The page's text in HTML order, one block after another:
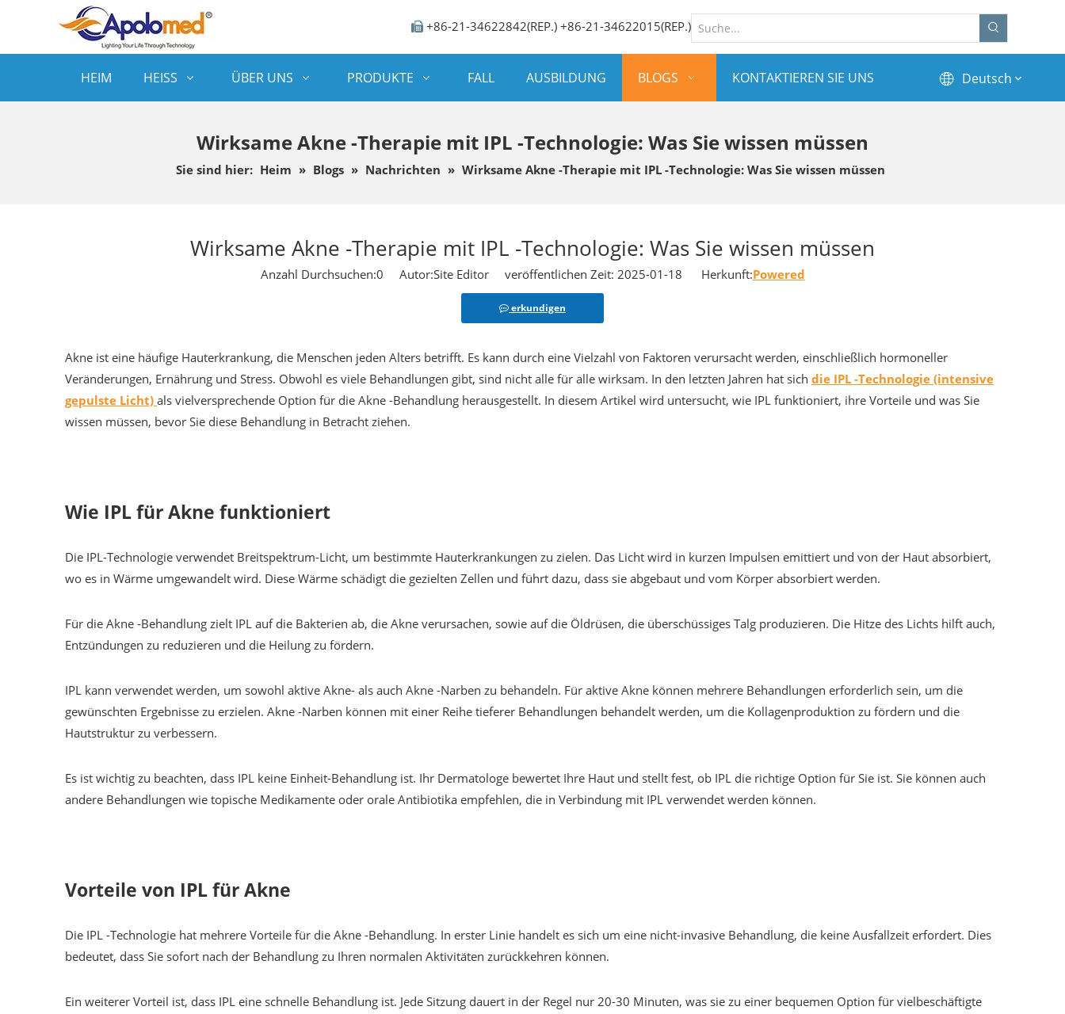
 +86-21-34622842(REP.) +86-21-34622015(REP.)
HEIM HEISS ÜBER UNS PRODUKTE FALL AUSBILDUNG BLOGS KONTAKTIEREN SIE UNS Deutsch
Wirksame Akne -Therapie mit IPL -Technologie: Was Sie wissen müssen
Sie sind hier: Heim » Blogs » Nachrichten » Wirksame Akne -Therapie mit IPL -Technologie: Was Sie wissen müssen
Wirksame Akne -Therapie mit IPL -Technologie: Was Sie wissen müssen
Anzahl Durchsuchen:0 Autor:Site Editor veröffentlichen Zeit: 2025-01-18 Herkunft:Powered
erkundigen
Akne ist eine häufige Hauterkrankung, die Menschen jeden Alters betrifft. Es kann durch eine Vielzahl von Faktoren verursacht werden, einschließlich hormoneller
Veränderungen, Ernährung und Stress. Obwohl es viele Behandlungen gibt, sind nicht alle für alle wirksam. In den letzten Jahren hat sich die IPL -Technologie (intensive
gepulste Licht) als vielversprechende Option für die Akne -Behandlung herausgestellt. In diesem Artikel wird untersucht, wie IPL funktioniert, ihre Vorteile und was Sie
wissen müssen, bevor Sie diese Behandlung in Betracht ziehen.
Wie IPL für Akne funktioniert
Die IPL-Technologie verwendet Breitspektrum-Licht, um bestimmte Hauterkrankungen zu zielen. Das Licht wird in kurzen Impulsen emittiert und von der Haut absorbiert,
wo es in Wärme umgewandelt wird. Diese Wärme schädigt die gezielten Zellen und führt dazu, dass sie abgebaut und vom Körper absorbiert werden.
Für die Akne -Behandlung zielt IPL auf die Bakterien ab, die Akne verursachen, sowie auf die Öldrüsen, die überschüssiges Talg produzieren. Die Hitze des Lichts hilft auch,
Entzündungen zu reduzieren und die Heilung zu fördern.
IPL kann verwendet werden, um sowohl aktive Akne- als auch Akne -Narben zu behandeln. Für aktive Akne können mehrere Behandlungen erforderlich sein, um die
gewünschten Ergebnisse zu erzielen. Akne -Narben können mit einer Reihe tieferer Behandlungen behandelt werden, um die Kollagenproduktion zu fördern und die
Hautstruktur zu verbessern.
Es ist wichtig zu beachten, dass IPL keine Einheit-Behandlung ist. Ihr Dermatologe bewertet Ihre Haut und stellt fest, ob IPL die richtige Option für Sie ist. Sie können auch
andere Behandlungen wie topische Medikamente oder orale Antibiotika empfehlen, die in Verbindung mit IPL verwendet werden können.
Vorteile von IPL für Akne
Die IPL -Technologie hat mehrere Vorteile für die Akne -Behandlung. In erster Linie handelt es sich um eine nicht-invasive Behandlung, die keine Ausfallzeit erfordert. Dies
bedeutet, dass Sie sofort nach der Behandlung zu Ihren normalen Aktivitäten zurückkehren können.
Ein weiterer Vorteil ist, dass IPL eine schnelle Behandlung ist. Jede Sitzung dauert in der Regel nur 20-30 Minuten, was sie zu einer bequemen Option für vielbeschäftigte